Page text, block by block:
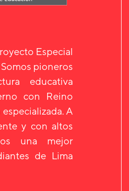
Especial
pioneros
educativa
con Reino
A
y con altos
una mejor
de Lima